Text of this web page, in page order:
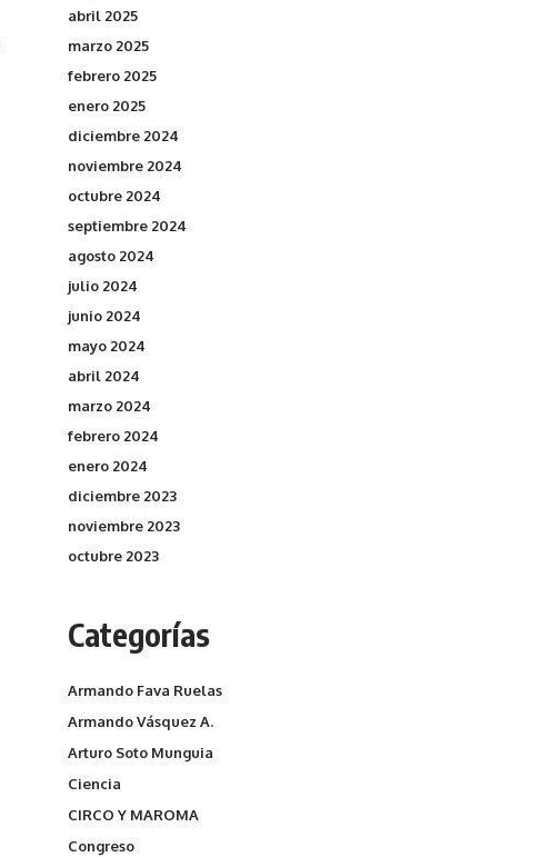
abril 2025
marzo 2025
febrero 2025
enero 2025
diciembre 2024
noviembre 2024
octubre 2024
septiembre 2024
agosto 2024
julio 2024
junio 2024
mayo 2024
abril 2024
marzo 2024
febrero 2024
enero 2024
diciembre 2023
noviembre 2023
octubre 2023
Categorías
Armando Fava Ruelas
Armando Vásquez A.
Arturo Soto Munguia
Ciencia
CIRCO Y MAROMA
Congreso